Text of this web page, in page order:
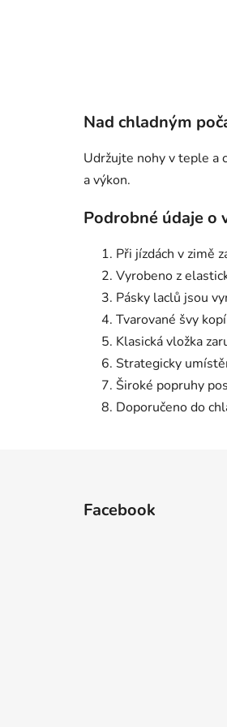
Nad chladným
Udržujte nohy v teple a
a výkon.
Podrobné údaje o
Při jízdách v zimě
Vyrobeno z
Pásky laclů jsou
Tvarované švy
Klasická vložka
Strategicky
Široké popruhy
Doporučeno do
Facebook